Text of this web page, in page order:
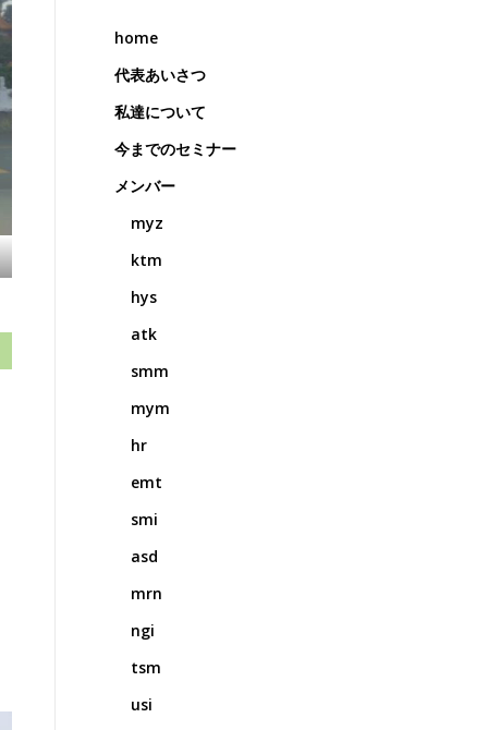
home
代表あいさつ
私達について
今までのセミナー
メンバー
myz
ktm
hys
atk
smm
mym
hr
emt
smi
asd
mrn
ngi
tsm
usi